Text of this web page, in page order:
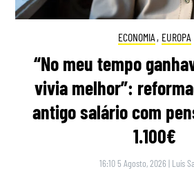
ECONOMIA , EUROPA
“No meu tempo
vivia melhor”:
antigo salário com
1.100€
16:10 5 Agosto, 2026 | Luís